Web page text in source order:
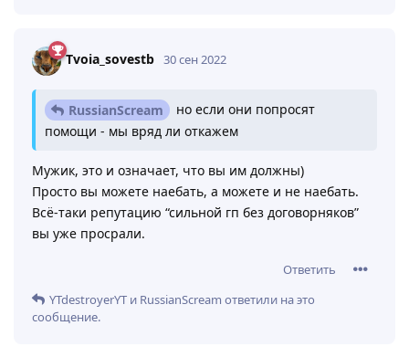
Tvoia_sovestb 30 сен 2022
RussianScream
но если они попросят
помощи - мы вряд ли откажем
Мужик, это и означает, что вы им должны)
Просто вы можете наебать, а можете и не наебать.
Всё-таки репутацию “сильной гп без договорняков”
вы уже просрали.
Ответить
YTdestroyerYT и RussianScream ответили на это
сообщение.